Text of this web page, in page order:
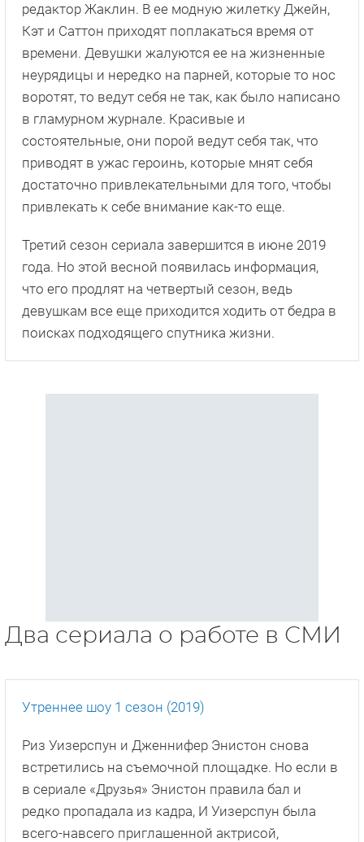
редактор Жаклин. В ее модную жилетку Джейн,
Кэт и Саттон приходят поплакаться время от
времени. Девушки жалуются ее на жизненные
неурядицы и нередко на парней, которые то нос
воротят, то ведут себя не так, как было написано
в гламурном журнале. Красивые и
состоятельные, они порой ведут себя так, что
приводят в ужас героинь, которые мнят себя
достаточно привлекательными для того, чтобы
привлекать к себе внимание как-то еще.
Третий сезон сериала завершится в июне 2019
года. Но этой весной появилась информация,
что его продлят на четвертый сезон, ведь
девушкам все еще приходится ходить от бедра в
поисках подходящего спутника жизни.
сыгравшей младшую сестру Рэйчел Грин, то
теперь в кадре они будут заправлять эфиром
Сериал о жизни утреннего телешоу, которым
снимают специально для платформы Apple TV,
создатели которой надеются составить
серьезную конкуренцию Netflix.